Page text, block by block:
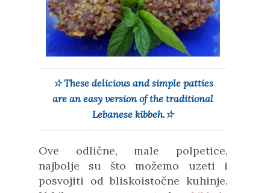
☆ These delicious and simple patties
are an easy version of the traditional
Lebanese kibbeh.☆
Ove odlične, male polpetice,
najbolje su što možemo uzeti i
posvojiti od bliskoistočne kuhinje.